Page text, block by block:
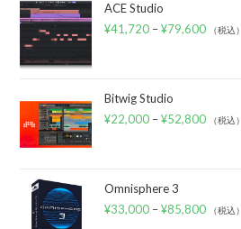
ACE Studio
¥41,720 –¥79,600 （税込）
Bitwig Studio
¥22,000 –¥52,800 （税込）
Omnisphere 3
¥33,000 –¥85,800 （税込）